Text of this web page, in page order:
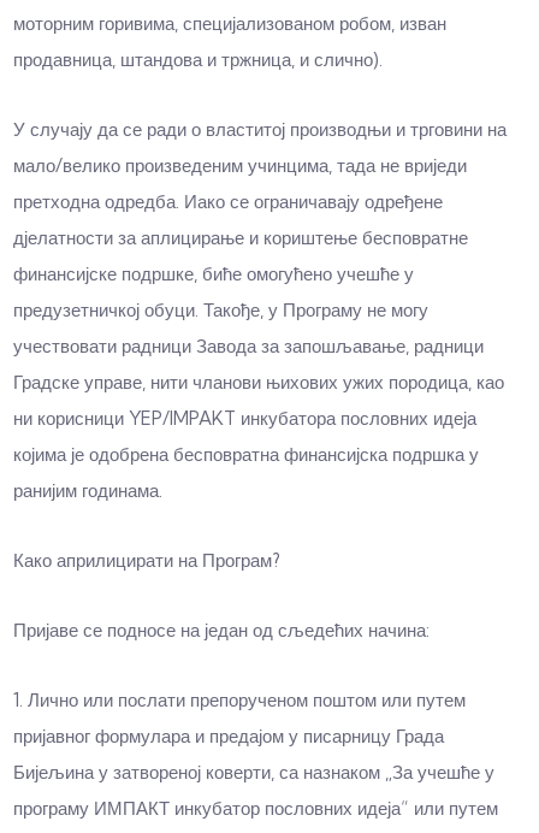
моторним горивима, специјализованом робом, изван
продавница, штандова и тржница, и слично).
У случају да се ради о властитој производњи и трговини на
мало/велико произведеним учинцима, тада не вриједи
претходна одредба. Иако се ограничавају одређене
д‌јелатности за аплицирање и кориштење бесповратне
финансијске подршке, биће омогућено учешће у
предузетничкој обуци. Такође, у Програму не могу
учествовати радници Завода за запошљавање, радници
Градске управе, нити чланови њихових ужих породица, као
ни корисници YEP/IMPAKT инкубатора пословних идеја
којима је одобрена бесповратна финансијска подршка у
ранијим годинама.
Како априлицирати на Програм?
Пријаве се подносе на један од сљедећих начина:
1. Лично или послати препорученом поштом или путем
пријавног формулара и предајом у писарницу Града
Бијељина у затвореној коверти, са назнаком „За учешће у
програму ИМПАКТ инкубатор пословних идеја“ или путем